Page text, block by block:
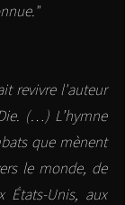
revivre l'auteur
(…) L’hymne
que mènent
le monde, de
États-Unis, aux